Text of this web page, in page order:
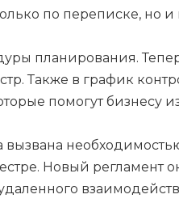
по переписке, но
планирования.
Также в график
помогут бизнесу
Новый регламент